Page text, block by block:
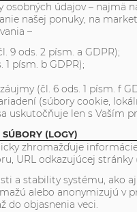
údajov – najmä
našej ponuky, na
–
9 ods. 2 písm. a GDPR);
písm. b GDPR);
(čl. 6 ods. 1 písm. f
(súbory cookie,
uskutočňuje len s Vaším
(LOGY)
zhromažďuje
URL odkazujúcej
a stability systému, ako
alebo anonymizujú
do objasnenia veci.